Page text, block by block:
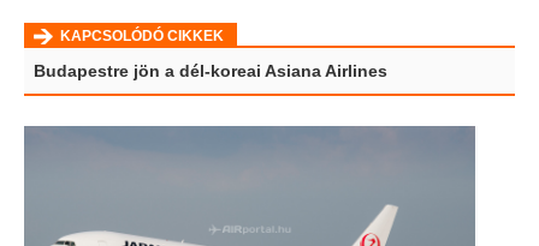
KAPCSOLÓDÓ CIKKEK
Budapestre jön a dél-koreai Asiana Airlines